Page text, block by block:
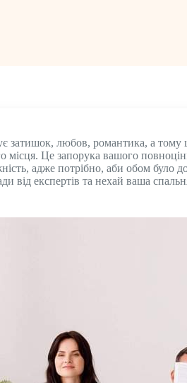
любов, романтика, а тому
місця. Це запорука вашого
адже потрібно, аби обом було
від експертів та нехай ваша